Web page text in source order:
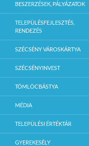
BESZERZÉSEK, PÁLYÁZATOK
TELEPÜLÉSFEJLESZTÉS,
RENDEZÉS
SZÉCSÉNY VÁROSKÁRTYA
SZÉCSÉNYINVEST
TÖMLÖCBÁSTYA
MÉDIA
TELEPÜLÉSI ÉRTÉKTÁR
GYEREKESÉLY